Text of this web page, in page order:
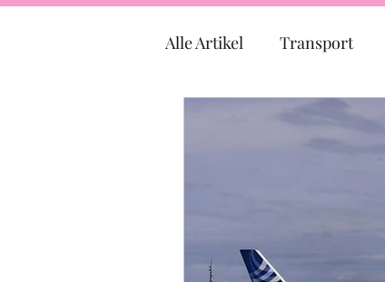
Alle Artikel Transport
Designer